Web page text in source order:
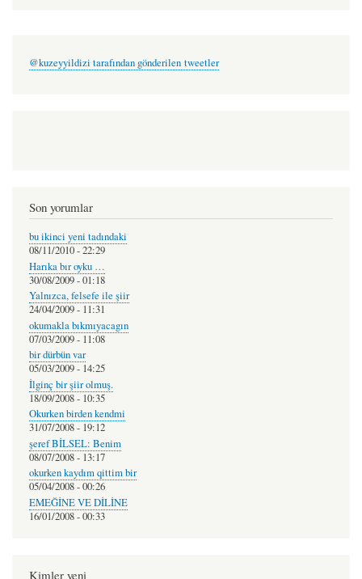
@kuzeyyildizi tarafından gönderilen tweetler
Son yorumlar
bu ikinci yeni tadındaki
08/11/2010 - 22:29
Harıka bır oyku …
30/08/2009 - 01:18
Yalnızca, felsefe ile şiir
24/04/2009 - 11:31
okumakla bıkmıyacagın
07/03/2009 - 11:08
bir dürbün var
05/03/2009 - 14:25
İlginç bir şiir olmuş.
18/09/2008 - 10:35
Okurken birden kendmi
31/07/2008 - 19:12
şeref BİLSEL: Benim
08/07/2008 - 13:17
okurken kaydım qittim bir
05/04/2008 - 00:26
EMEĞİNE VE DİLİNE
16/01/2008 - 00:33
Kimler yeni